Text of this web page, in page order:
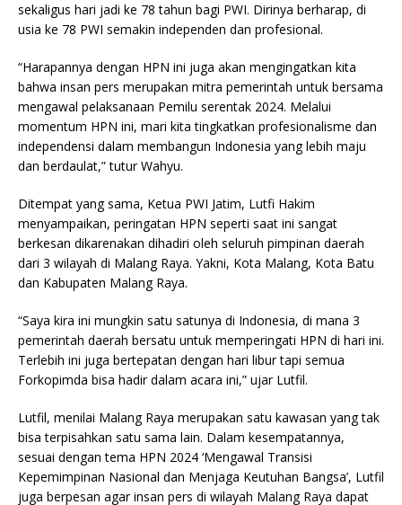
sekaligus hari jadi ke 78 tahun bagi PWI. Dirinya berharap, di
usia ke 78 PWI semakin independen dan profesional.
“Harapannya dengan HPN ini juga akan mengingatkan kita
bahwa insan pers merupakan mitra pemerintah untuk bersama
mengawal pelaksanaan Pemilu serentak 2024. Melalui
momentum HPN ini, mari kita tingkatkan profesionalisme dan
independensi dalam membangun Indonesia yang lebih maju
dan berdaulat,” tutur Wahyu.
Ditempat yang sama, Ketua PWI Jatim, Lutfi Hakim
menyampaikan, peringatan HPN seperti saat ini sangat
berkesan dikarenakan dihadiri oleh seluruh pimpinan daerah
dari 3 wilayah di Malang Raya. Yakni, Kota Malang, Kota Batu
dan Kabupaten Malang Raya.
“Saya kira ini mungkin satu satunya di Indonesia, di mana 3
pemerintah daerah bersatu untuk memperingati HPN di hari ini.
Terlebih ini juga bertepatan dengan hari libur tapi semua
Forkopimda bisa hadir dalam acara ini,” ujar Lutfil.
Lutfil, menilai Malang Raya merupakan satu kawasan yang tak
bisa terpisahkan satu sama lain. Dalam kesempatannya,
sesuai dengan tema HPN 2024 ‘Mengawal Transisi
Kepemimpinan Nasional dan Menjaga Keutuhan Bangsa’, Lutfil
juga berpesan agar insan pers di wilayah Malang Raya dapat